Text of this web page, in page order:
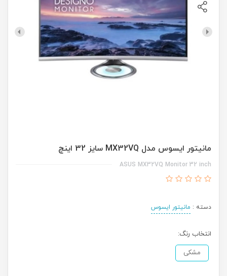
مانیتور ایسوس مدل MX32VQ سایز 32 اینچ
ASUS MX32VQ Monitor 32 inch
دسته : مانیتور ایسوس
انتخاب رنگ:
مشکی